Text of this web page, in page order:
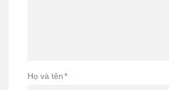
Họ và tên*